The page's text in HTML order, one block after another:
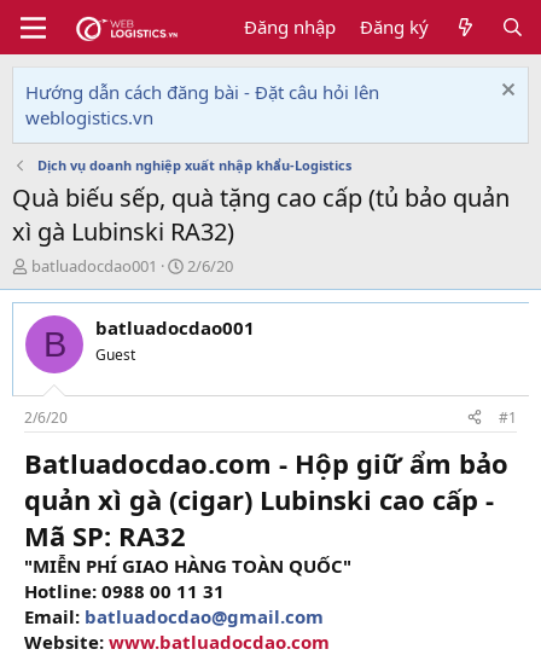
Đăng nhập Đăng ký
Hướng dẫn cách đăng bài - Đặt câu hỏi lên
weblogistics.vn
Dịch vụ doanh nghiệp xuất nhập khẩu-Logistics
Quà biếu sếp, quà tặng cao cấp (tủ bảo quản
xì gà Lubinski RA32)
T
h
r
e
d
s
t
a
r
e
r
batluadocdao001
N
g
à
y
i
2/6/20
B batluadocdao001
Guest
2/6/20 #1
Batluadocdao.com - Hộp giữ ẩm bảo
quản xì gà (cigar) Lubinski cao cấp -
Mã SP: RA32
"MIỄN PHÍ GIAO HÀNG TOÀN QUỐC"
Hotline: 0988 00 11 31
Email: batluadocdao@gmail.com
Website: www.batluadocdao.com